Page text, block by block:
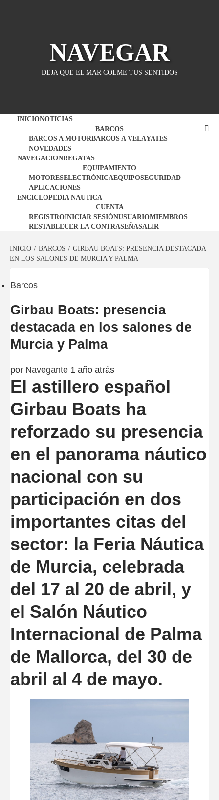
NAVEGAR
DEJA QUE EL MAR COLME TUS SENTIDOS
INICIONOTICIAS
BARCOS
BARCOS A MOTORBARCOS A VELAYATES
NOVEDADES
NAVEGACIONREGATAS
EQUIPAMIENTO
MOTORESELECTRÓNICAEQUIPOSEGURIDAD
APLICACIONES
ENCICLOPEDIA NAUTICA
CUENTA
REGISTROINICIAR SESIÓNUSUARIOMIEMBROS
RESTABLECER LA CONTRASEÑASALIR
INICIO BARCOS
GIRBAU BOATS: PRESENCIA DESTACADA
EN LOS SALONES DE MURCIA Y PALMA
Barcos
Girbau Boats: presencia
destacada en los salones de
Murcia y Palma
por Navegante 1 año atrás
El astillero español
Girbau Boats ha
reforzado su presencia
en el panorama náutico
nacional con su
participación en dos
importantes citas del
sector: la Feria Náutica
de Murcia, celebrada
del 17 al 20 de abril, y
el Salón Náutico
Internacional de Palma
de Mallorca, del 30 de
abril al 4 de mayo.